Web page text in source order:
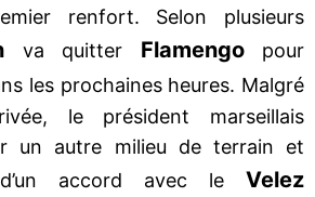
renfort. Selon plusieurs
va quitter Flamengopour
les prochaines heures. Malgré
le président marseillais
un autre milieu de terrain et
accord avec le Velez